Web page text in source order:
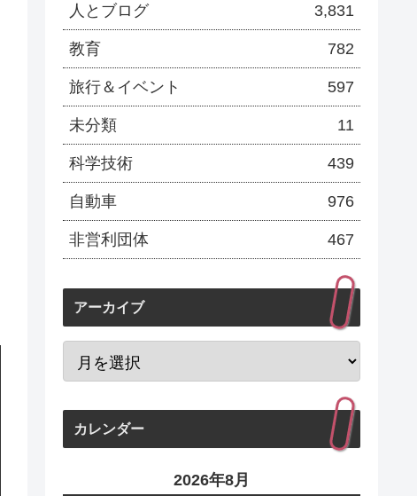
人とブログ 3,831
教育 782
旅行＆イベント 597
未分類 11
科学技術 439
自動車 976
非営利団体 467
アーカイブ
カレンダー
2026年8月